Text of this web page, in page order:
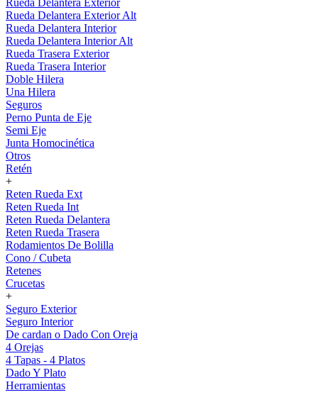
Rueda Delantera Exterior
Rueda Delantera Exterior Alt
Rueda Delantera Interior
Rueda Delantera Interior Alt
Rueda Trasera Exterior
Rueda Trasera Interior
Doble Hilera
Una Hilera
Seguros
Perno Punta de Eje
Semi Eje
Junta Homocinética
Otros
Retén
+
Reten Rueda Ext
Reten Rueda Int
Reten Rueda Delantera
Reten Rueda Trasera
Rodamientos De Bolilla
Cono / Cubeta
Retenes
Crucetas
+
Seguro Exterior
Seguro Interior
De cardan o Dado Con Oreja
4 Orejas
4 Tapas - 4 Platos
Dado Y Plato
Herramientas